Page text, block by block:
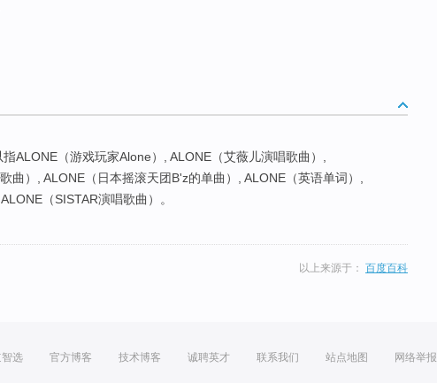
ALONE（游戏玩家Alone）, ALONE（艾薇儿演唱歌曲）,
曲）, ALONE（日本摇滚天团B'z的单曲）, ALONE（英语单词）,
（SISTAR演唱歌曲）。
以上来源于： 百度百科
选 官方博客 技术博客 诚聘英才 联系我们 站点地图 网络举报